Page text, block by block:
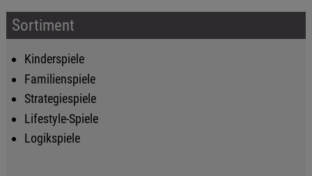
Sortiment
Kinderspiele
Familienspiele
Strategiespiele
Lifestyle-Spiele
Logikspiele